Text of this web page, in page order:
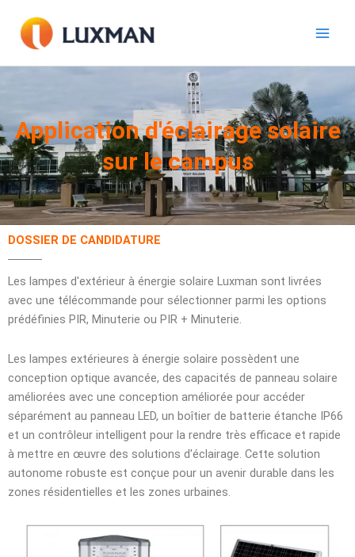
contenu
Application d'éclairage solaire
sur le campus
DOSSIER DE CANDIDATURE
Les lampes d'extérieur à énergie solaire Luxman sont livrées
avec une télécommande pour sélectionner parmi les options
prédéfinies PIR, Minuterie ou PIR + Minuterie.
Les lampes extérieures à énergie solaire possèdent une
conception optique avancée, des capacités de panneau solaire
améliorées avec une conception améliorée pour accéder
séparément au panneau LED, un boîtier de batterie étanche IP66
et un contrôleur intelligent pour la rendre très efficace et rapide
à mettre en œuvre des solutions d'éclairage. Cette solution
autonome robuste est conçue pour un avenir durable dans les
zones résidentielles et les zones urbaines.